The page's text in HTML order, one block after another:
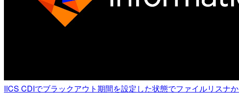
IICS CDIでブラックアウト期間を設定した状態でファイルリスナ